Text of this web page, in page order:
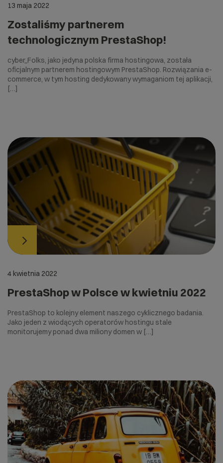
13 maja 2022
Zostaliśmy partnerem
technologicznym PrestaShop!
cyber_Folks, jako jedyna polska firma hostingowa, została
oficjalnym partnerem hostingowym PrestaShop. Rozwiązania e-
commerce, w tym hosting dedykowany wymaganiom tej aplikacji,
[…]
4 kwietnia 2022
PrestaShop w Polsce w kwietniu 2022
PrestaShop to kolejny element naszego cyklicznego badania.
Jako jeden z wiodących operatorów hostingu stale
monitorujemy ponad dwa miliony domen w […]